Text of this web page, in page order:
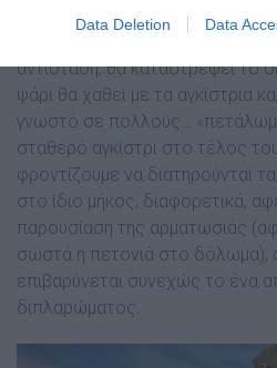
Data Deletion Data
κόµπος (διπλοπεραστή θηλιά)
αντίσταση, θα καταστρέψει το
ψάρι θα χαθεί µε τα αγκίστρια
γνωστό σε πολλούς…
σταθερό αγκίστρι στο τέλος
φροντίζουµε να διατηρούνται
στο ίδιο µήκος, διαφορετικά,
παρουσίαση της αρµατωσιάς
σωστά η πετονιά στο δόλωµα),
επιβαρύνεται συνεχώς το ένα
διπλαρώµατος.